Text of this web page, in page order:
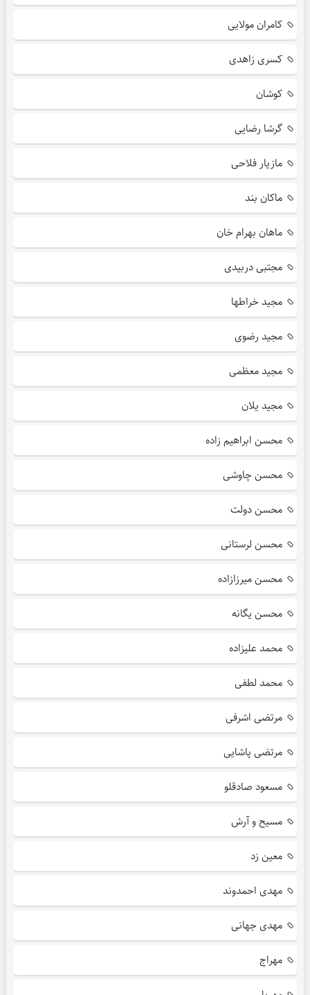
کامران مولایی
کسری زاهدی
کوشان
گرشا رضایی
مازیار فلاحی
ماکان بند
ماهان بهرام خان
مجتبی دربیدی
مجید خراطها
مجید رضوی
مجید معظمی
مجید یلان
محسن ابراهیم زاده
محسن چاوشی
محسن دولت
محسن لرستانی
محسن میرزازاده
محسن یگانه
محمد علیزاده
محمد لطفی
مرتضی اشرفی
مرتضی پاشایی
مسعود صادقلو
مسیح و آرش
معین زد
مهدی احمدوند
مهدی جهانی
مهراج